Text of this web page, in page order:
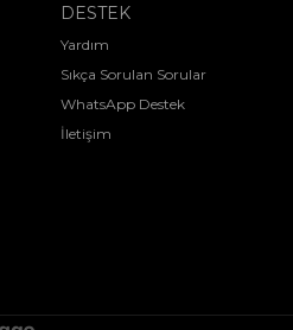
DESTEK
Yardım
Sıkça Sorulan Sorular
WhatsApp Destek
İletişim